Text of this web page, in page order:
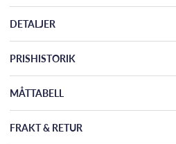
DETALJER
PRISHISTORIK
MÅTTABELL
FRAKT & RETUR